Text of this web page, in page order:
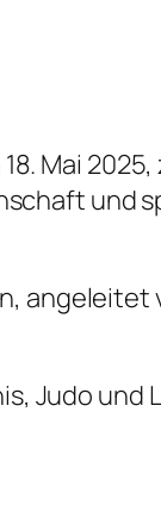
Mai
und
angeleitet
Judo und